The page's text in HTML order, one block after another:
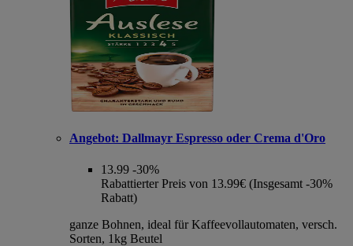
Angebot: Dallmayr Espresso oder Crema d'Oro
13.99 -30%
Rabattierter Preis von 13.99€ (Insgesamt -30%
Rabatt)
ganze Bohnen, ideal für Kaffeevollautomaten, versch.
Sorten, 1kg Beutel